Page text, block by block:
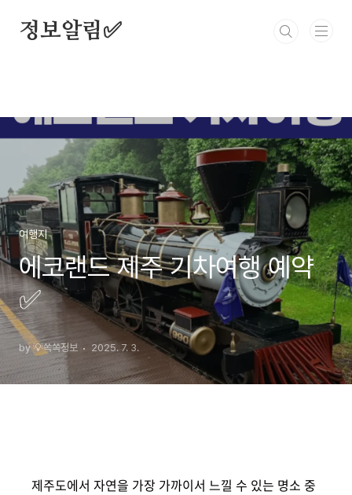
정보알림✅
여행지
에코랜드 제주 기차여행 예약
✅
by 💡쏙쏙정보 2025. 7. 3.
제주도에서 자연을 가장 가까이서 느낄 수 있는 명소 중